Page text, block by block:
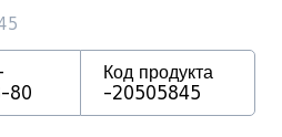
80
Код продукта
-20505845